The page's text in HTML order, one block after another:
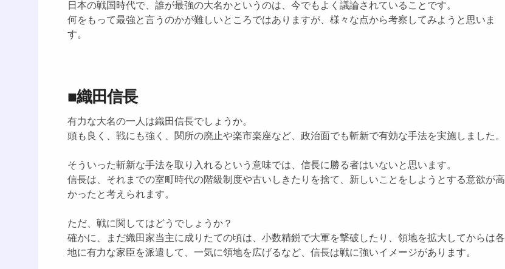
日本の戦国時代で、誰が最強の大名かというのは、今でもよく議論されていることです。
何をもって最強と言うのかが難しいところではありますが、様々な点から考察してみようと思いま
す。
■織田信長
有力な大名の一人は織田信長でしょうか。
頭も良く、戦にも強く、関所の廃止や楽市楽座など、政治面でも斬新で有効な手法を実施しました。
そういった斬新な手法を取り入れるという意味では、信長に勝る者はいないと思います。
信長は、それまでの室町時代の階級制度や古いしきたりを捨て、新しいことをしようとする意欲が高
かったと考えられます。
ただ、戦に関してはどうでしょうか？
確かに、まだ織田家当主に成りたての頃は、小数精鋭で大軍を撃破したり、領地を拡大してからは各
地に有力な家臣を派遣して、一気に領地を広げるなど、信長は戦に強いイメージがあります。